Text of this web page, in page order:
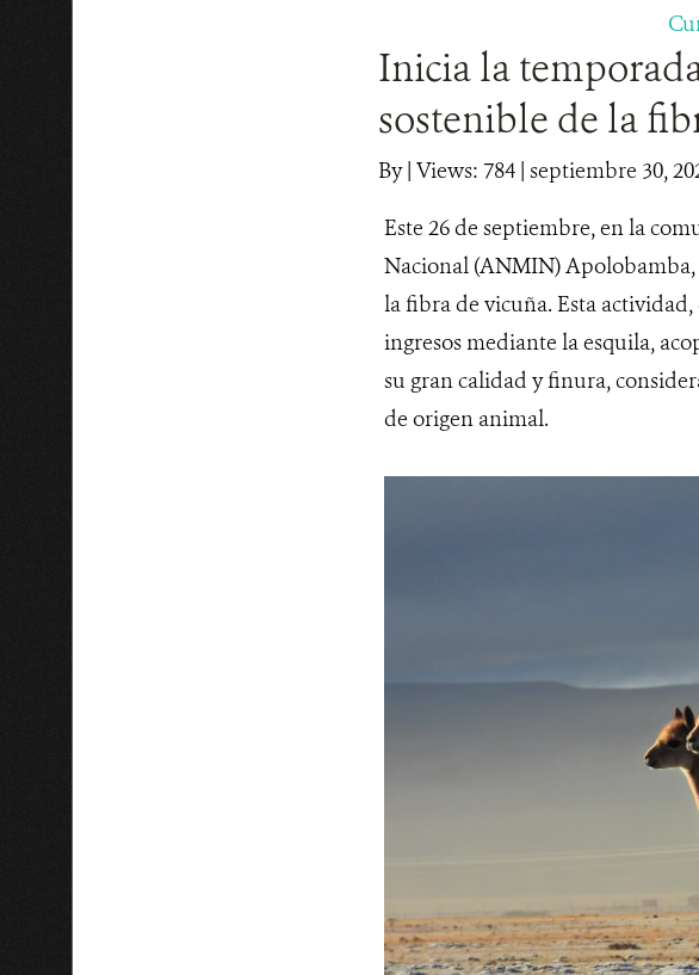
Inicia la
sostenible de la
By| Views: 784| septiembre 30,
Este 26 de septiembre, en la
Nacional (ANMIN)
la fibra de vicuña. Esta
ingresos mediante la esquila,
su gran calidad y finura,
de origen animal.